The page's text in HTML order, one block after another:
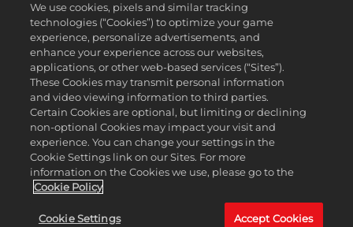
在MyCAREER、MyTEAM、MyNBA、The W和
快速比賽模式中全力拼球！這攸關榮譽
與面子！在由ProPLAY™技術支援的新世
代平台上，展現你超逼真寫實的各種動
作與招式，並在《NBA 2K26》的各種競
技模式中挑戰你的朋友或勁敵，毫無懸
念地奪下王者桂冠。
We use cookies, pixels and similar tracking
technologies (“Cookies”) to optimize your game
experience, personalize advertisements, and
enhance your experience across our websites,
applications, or other web-based services (“Sites”).
These Cookies may transmit personal information
and video viewing information to third parties.
Certain Cookies are optional, but limiting or declining
non-optional Cookies may impact your visit and
experience. You can change your settings in the
Cookie Settings link on our Sites. For more
information on the Cookies we use, please go to the
Cookie Policy
Cookie Settings Accept Cookies